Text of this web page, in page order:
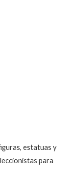
estatuas y
para